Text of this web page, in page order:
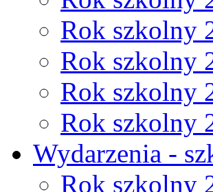
Rok szkolny
Rok szkolny
Rok szkolny
Rok szkolny
Wydarzenia -
Rok szkolny